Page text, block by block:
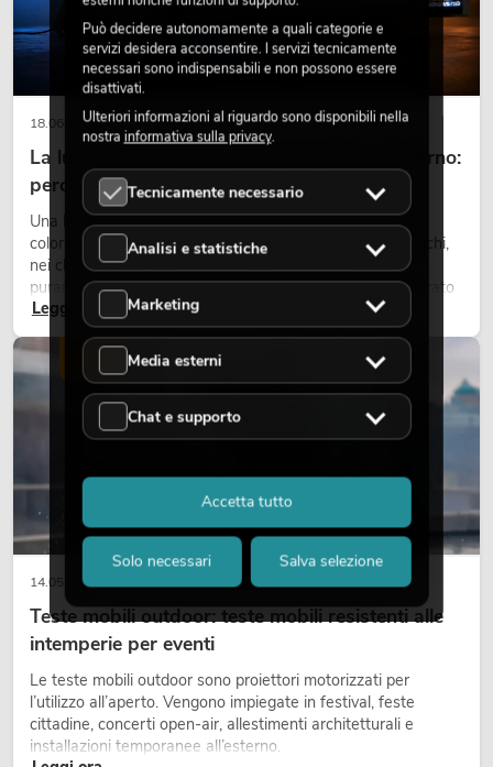
18.06.2026
La luce retrò nel design illuminotecnico moderno:
perché la luce calda torna ad avere successo
Una luce molto calda, superfici luminose visibili e accenti
colorati caratterizzano molti lighting design attuali su palchi,
nei club e negli eventi. La luce rétro non è un effetto
puramente nostalgico, ma uno strumento di design utilizzato
in modo consapevole: crea atmosfera, dona carattere alle
scene e può rendere più emozionali i setup LED tecnici.
Leggi ora
14.05.2026
Teste mobili outdoor: teste mobili resistenti alle
intemperie per eventi
Le teste mobili outdoor sono proiettori motorizzati per
l’utilizzo all’aperto. Vengono impiegate in festival, feste
cittadine, concerti open-air, allestimenti architetturali e
installazioni temporanee all’esterno.
Può decidere autonomamente a quali categorie e
servizi desidera acconsentire. I servizi tecnicamente
necessari sono indispensabili e non possono essere
disattivati.
Ulteriori informazioni al riguardo sono disponibili nella
nostra informativa sulla privacy.
Tecnicamente necessario
Analisi e statistiche
Marketing
Media esterni
Chat e supporto
Solo necessari Salva selezione
Accetta tutto